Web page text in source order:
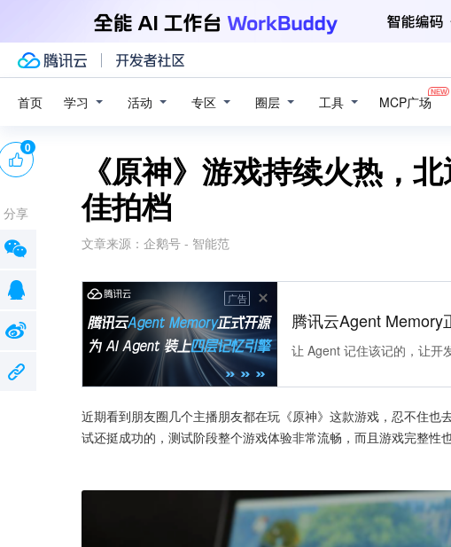
首页 学习 活动 专区 圈层 工具 MCP广场
《原神》游戏持续火热，
佳拍档
文章来源： 企鹅号 - 智能范
广告
腾讯云Agent Memory
让 Agent 记住该记的，让开
近期看到朋友圈几个主播朋友都在玩《原神》这款游戏，忍不住
试还挺成功的，测试阶段整个游戏体验非常流畅，而且游戏完整性
0
分享